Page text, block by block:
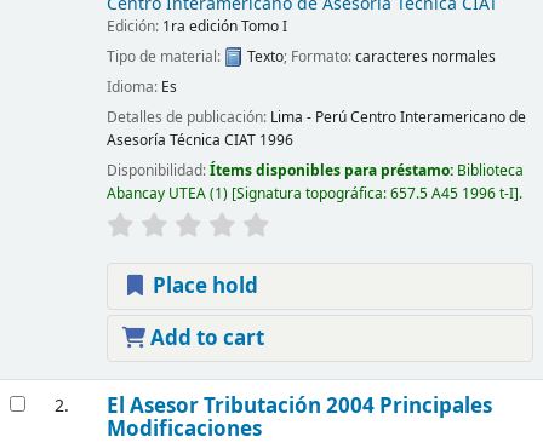
Edición: 1ra edición Tomo I
Tipo de material:
Texto; Formato:caracteres normales
Idioma: Es
Detalles de publicación: Lima - PerúCentro Interamericano de
Asesoría Técnica CIAT 1996
Disponibilidad:Ítems disponibles para préstamo: Biblioteca
Abancay UTEA(1) Signatura topográfica:657.5 A45 1996 t-I .
Place hold
Add to cart
2. El Asesor Tributación 2004 Principales
Modificaciones